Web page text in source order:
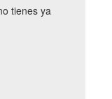
tienes ya